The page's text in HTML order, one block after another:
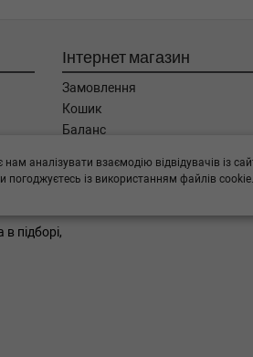
Інтернет магазин
Замовлення
Кошик
Баланс
Бренди
підборі,
аналізувати взаємодію відвідувачів із
із використанням файлів cookie.